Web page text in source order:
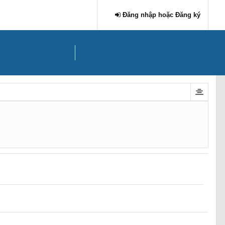
Đăng nhập hoặc Đăng ký